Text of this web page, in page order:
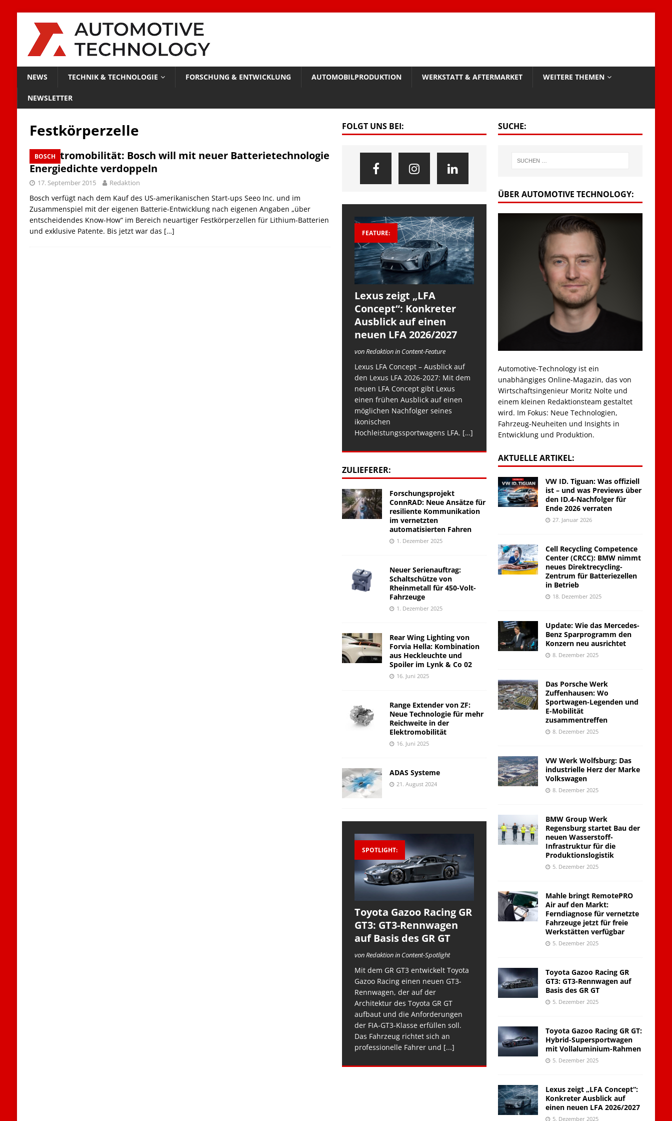
NEWS TECHNIK & TECHNOLOGIE FORSCHUNG & ENTWICKLUNG AUTOMOBILPRODUKTION WERKSTATT & AFTERMARKET WEITERE THEMEN
NEWSLETTER
Festkörperzelle
BOSCH
Elektromobilität: Bosch will mit neuer Batterietechnologie
Energiedichte verdoppeln
17. September 2015 Redaktion
Bosch verfügt nach dem Kauf des US-amerikanischen Start-ups Seeo Inc. und im
Zusammenspiel mit der eigenen Batterie-Entwicklung nach eigenen Angaben „über
entscheidendes Know-How“ im Bereich neuartiger Festkörperzellen für Lithium-Batterien
und exklusive Patente. Bis jetzt war das […]
FOLGT UNS BEI:
FEATURE:
Lexus zeigt „LFA
Concept“: Konkreter
Ausblick auf einen
neuen LFA 2026/2027
von Redaktion in Content-Feature
Lexus LFA Concept – Ausblick auf
den Lexus LFA 2026-2027: Mit dem
neuen LFA Concept gibt Lexus
einen frühen Ausblick auf einen
möglichen Nachfolger seines
ikonischen
Hochleistungssportwagens LFA. […]
ZULIEFERER:
Forschungsprojekt
ConnRAD: Neue Ansätze für
resiliente Kommunikation
im vernetzten
automatisierten Fahren
1. Dezember 2025
Neuer Serienauftrag:
Schaltschütze von
Rheinmetall für 450-Volt-
Fahrzeuge
1. Dezember 2025
Rear Wing Lighting von
Forvia Hella: Kombination
aus Heckleuchte und
Spoiler im Lynk & Co 02
16. Juni 2025
Range Extender von ZF:
Neue Technologie für mehr
Reichweite in der
Elektromobilität
16. Juni 2025
ADAS Systeme
21. August 2024
SPOTLIGHT:
Toyota Gazoo Racing GR
GT3: GT3-Rennwagen
auf Basis des GR GT
von Redaktion in Content-Spotlight
Mit dem GR GT3 entwickelt Toyota
Gazoo Racing einen neuen GT3-
Rennwagen, der auf der
Architektur des Toyota GR GT
aufbaut und die Anforderungen
der FIA-GT3-Klasse erfüllen soll.
Das Fahrzeug richtet sich an
professionelle Fahrer und [...]
SUCHE:
ÜBER AUTOMOTIVE TECHNOLOGY:
Automotive-Technology ist ein
unabhängiges Online-Magazin, das von
Wirtschaftsingenieur Moritz Nolte und
einem kleinen Redaktionsteam gestaltet
wird. Im Fokus: Neue Technologien,
Fahrzeug-Neuheiten und Insights in
Entwicklung und Produktion.
AKTUELLE ARTIKEL:
VW ID. Tiguan: Was offiziell
ist – und was Previews über
den ID.4-Nachfolger für
Ende 2026 verraten
27. Januar 2026
Cell Recycling Competence
Center (CRCC): BMW nimmt
neues Direktrecycling-
Zentrum für Batteriezellen
in Betrieb
18. Dezember 2025
Update: Wie das Mercedes-
Benz Sparprogramm den
Konzern neu ausrichtet
8. Dezember 2025
Das Porsche Werk
Zuffenhausen: Wo
Sportwagen-Legenden und
E-Mobilität
zusammentreffen
8. Dezember 2025
VW Werk Wolfsburg: Das
industrielle Herz der Marke
Volkswagen
8. Dezember 2025
BMW Group Werk
Regensburg startet Bau der
neuen Wasserstoff-
Infrastruktur für die
Produktionslogistik
5. Dezember 2025
Mahle bringt RemotePRO
Air auf den Markt:
Ferndiagnose für vernetzte
Fahrzeuge jetzt für freie
Werkstätten verfügbar
5. Dezember 2025
Toyota Gazoo Racing GR
GT3: GT3-Rennwagen auf
Basis des GR GT
5. Dezember 2025
Toyota Gazoo Racing GR GT:
Hybrid-Supersportwagen
mit Vollaluminium-Rahmen
5. Dezember 2025
Lexus zeigt „LFA Concept“:
Konkreter Ausblick auf
einen neuen LFA 2026/2027
5. Dezember 2025